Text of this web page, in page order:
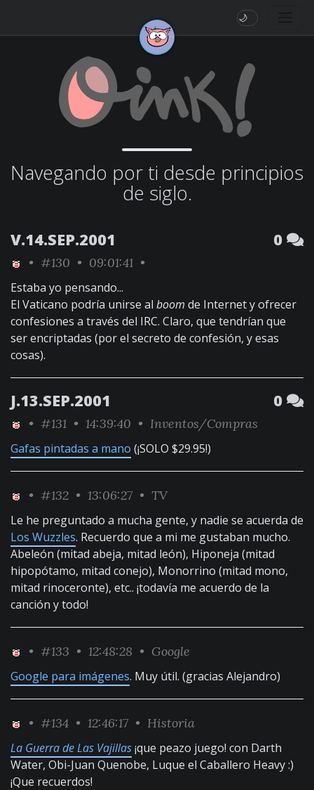
🌙
Navegando por ti desde principios
de siglo.
V.14.SEP.2001 0
• #130 • 09:01:41 •
Estaba yo pensando...
El Vaticano podría unirse al boom de Internet y ofrecer
confesiones a través del IRC. Claro, que tendrían que
ser encriptadas (por el secreto de confesión, y esas
cosas).
J.13.SEP.2001 0
• #131 • 14:39:40 • Inventos/Compras
Gafas pintadas a mano (¡SOLO $29.95!)
• #132 • 13:06:27 • TV
Le he preguntado a mucha gente, y nadie se acuerda de
Los Wuzzles. Recuerdo que a mi me gustaban mucho.
Abeleón (mitad abeja, mitad león), Hiponeja (mitad
hipopótamo, mitad conejo), Monorrino (mitad mono,
mitad rinoceronte), etc.. ¡todavía me acuerdo de la
canción y todo!
• #133 • 12:48:28 • Google
Google para imágenes. Muy útil. (gracias Alejandro)
• #134 • 12:46:17 • Historia
La Guerra de Las Vajillas¡que peazo juego! con Darth
Water, Obi-Juan Quenobe, Luque el Caballero Heavy :)
¡Que recuerdos!